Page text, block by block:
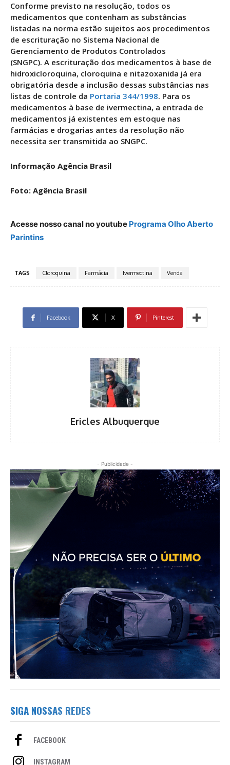
Conforme previsto na resolução, todos os
medicamentos que contenham as substâncias
listadas na norma estão sujeitos aos procedimentos
de escrituração no Sistema Nacional de
Gerenciamento de Produtos Controlados
(SNGPC). A escrituração dos medicamentos à base de
hidroxicloroquina, cloroquina e nitazoxanida já era
obrigatória desde a inclusão dessas substâncias nas
listas de controle da Portaria 344/1998. Para os
medicamentos à base de ivermectina, a entrada de
medicamentos já existentes em estoque nas
farmácias e drogarias antes da resolução não
necessita ser transmitida ao SNGPC.
Informação Agência Brasil
Foto: Agência Brasil
Acesse nosso canal no youtube Programa Olho Aberto
Parintins
TAGS Cloroquina Farmácia Ivermectina Venda
Facebook X Pinterest
Ericles Albuquerque
- Publicidade -
SIGA NOSSAS REDES
FACEBOOK
INSTAGRAM